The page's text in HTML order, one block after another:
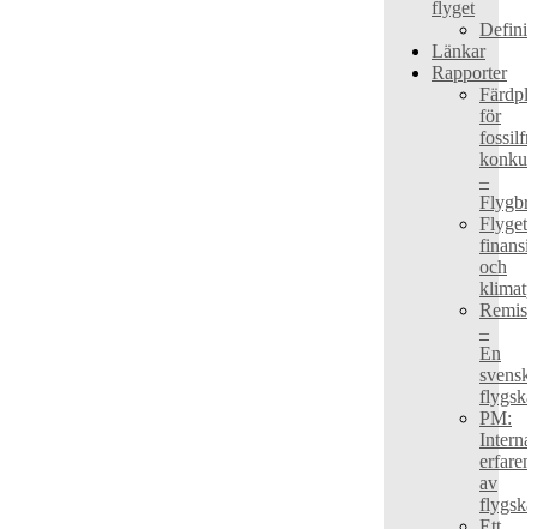
flyget
Länkar
Rapporter
för
fossilfri
–
Flygets
och
–
En
svensk
PM:
av